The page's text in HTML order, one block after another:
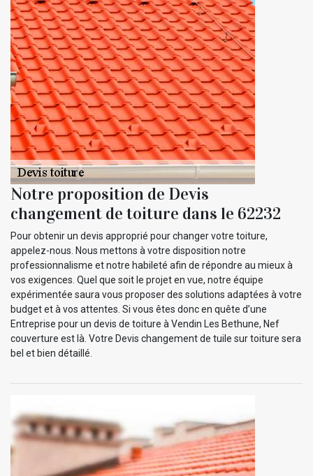
Notre proposition de Devis
changement de toiture dans le 62232
Pour obtenir un devis approprié pour changer votre toiture,
appelez-nous. Nous mettons à votre disposition notre
professionnalisme et notre habileté afin de répondre au mieux à
vos exigences. Quel que soit le projet en vue, notre équipe
expérimentée saura vous proposer des solutions adaptées à votre
budget et à vos attentes. Si vous êtes donc en quête d’une
Entreprise pour un devis de toiture à Vendin Les Bethune, Nef
couverture est là. Votre Devis changement de tuile sur toiture sera
bel et bien détaillé.